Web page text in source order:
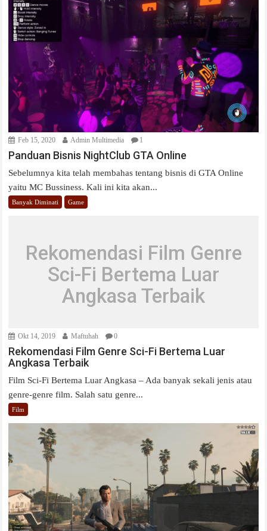
Feb 15, 2020 Admin Multimedia 1
Panduan Bisnis NightClub GTA Online
Sebelumnya kita telah membahas tentang bisnis di GTA Online
yaitu MC Bussiness. Kali ini kita akan...
Banyak Diminati Game
Rekomendasi Film Genre
Sci-Fi Bertema Luar
Angkasa Terbaik
Okt 14, 2019 Maftuhah 0
Rekomendasi Film Genre Sci-Fi Bertema Luar
Angkasa Terbaik
Film Sci-Fi Bertema Luar Angkasa – Ada banyak sekali jenis atau
genre-genre film. Salah satu genre...
Film